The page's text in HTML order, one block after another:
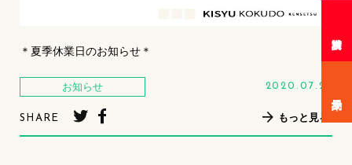
＊夏季休業日のお知らせ＊
お知らせ 2020.07.27
SHARE もっと見る